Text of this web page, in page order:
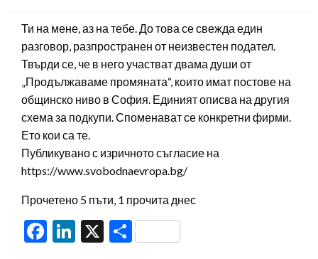
Ти на мене, аз на тебе. До това се свежда един
разговор, разпространен от неизвестен подател.
Твърди се, че в него участват двама души от
„Продължаваме промяната“, които имат постове на
общинско ниво в София. Единият описва на другия
схема за подкупи. Споменават се конкретни фирми.
Ето кои са те.
Публикувано с изричното съгласие на
https://www.svobodnaevropa.bg/
Прочетено 5 пъти, 1 прочита днес
Facebook
LinkedIn
X Share